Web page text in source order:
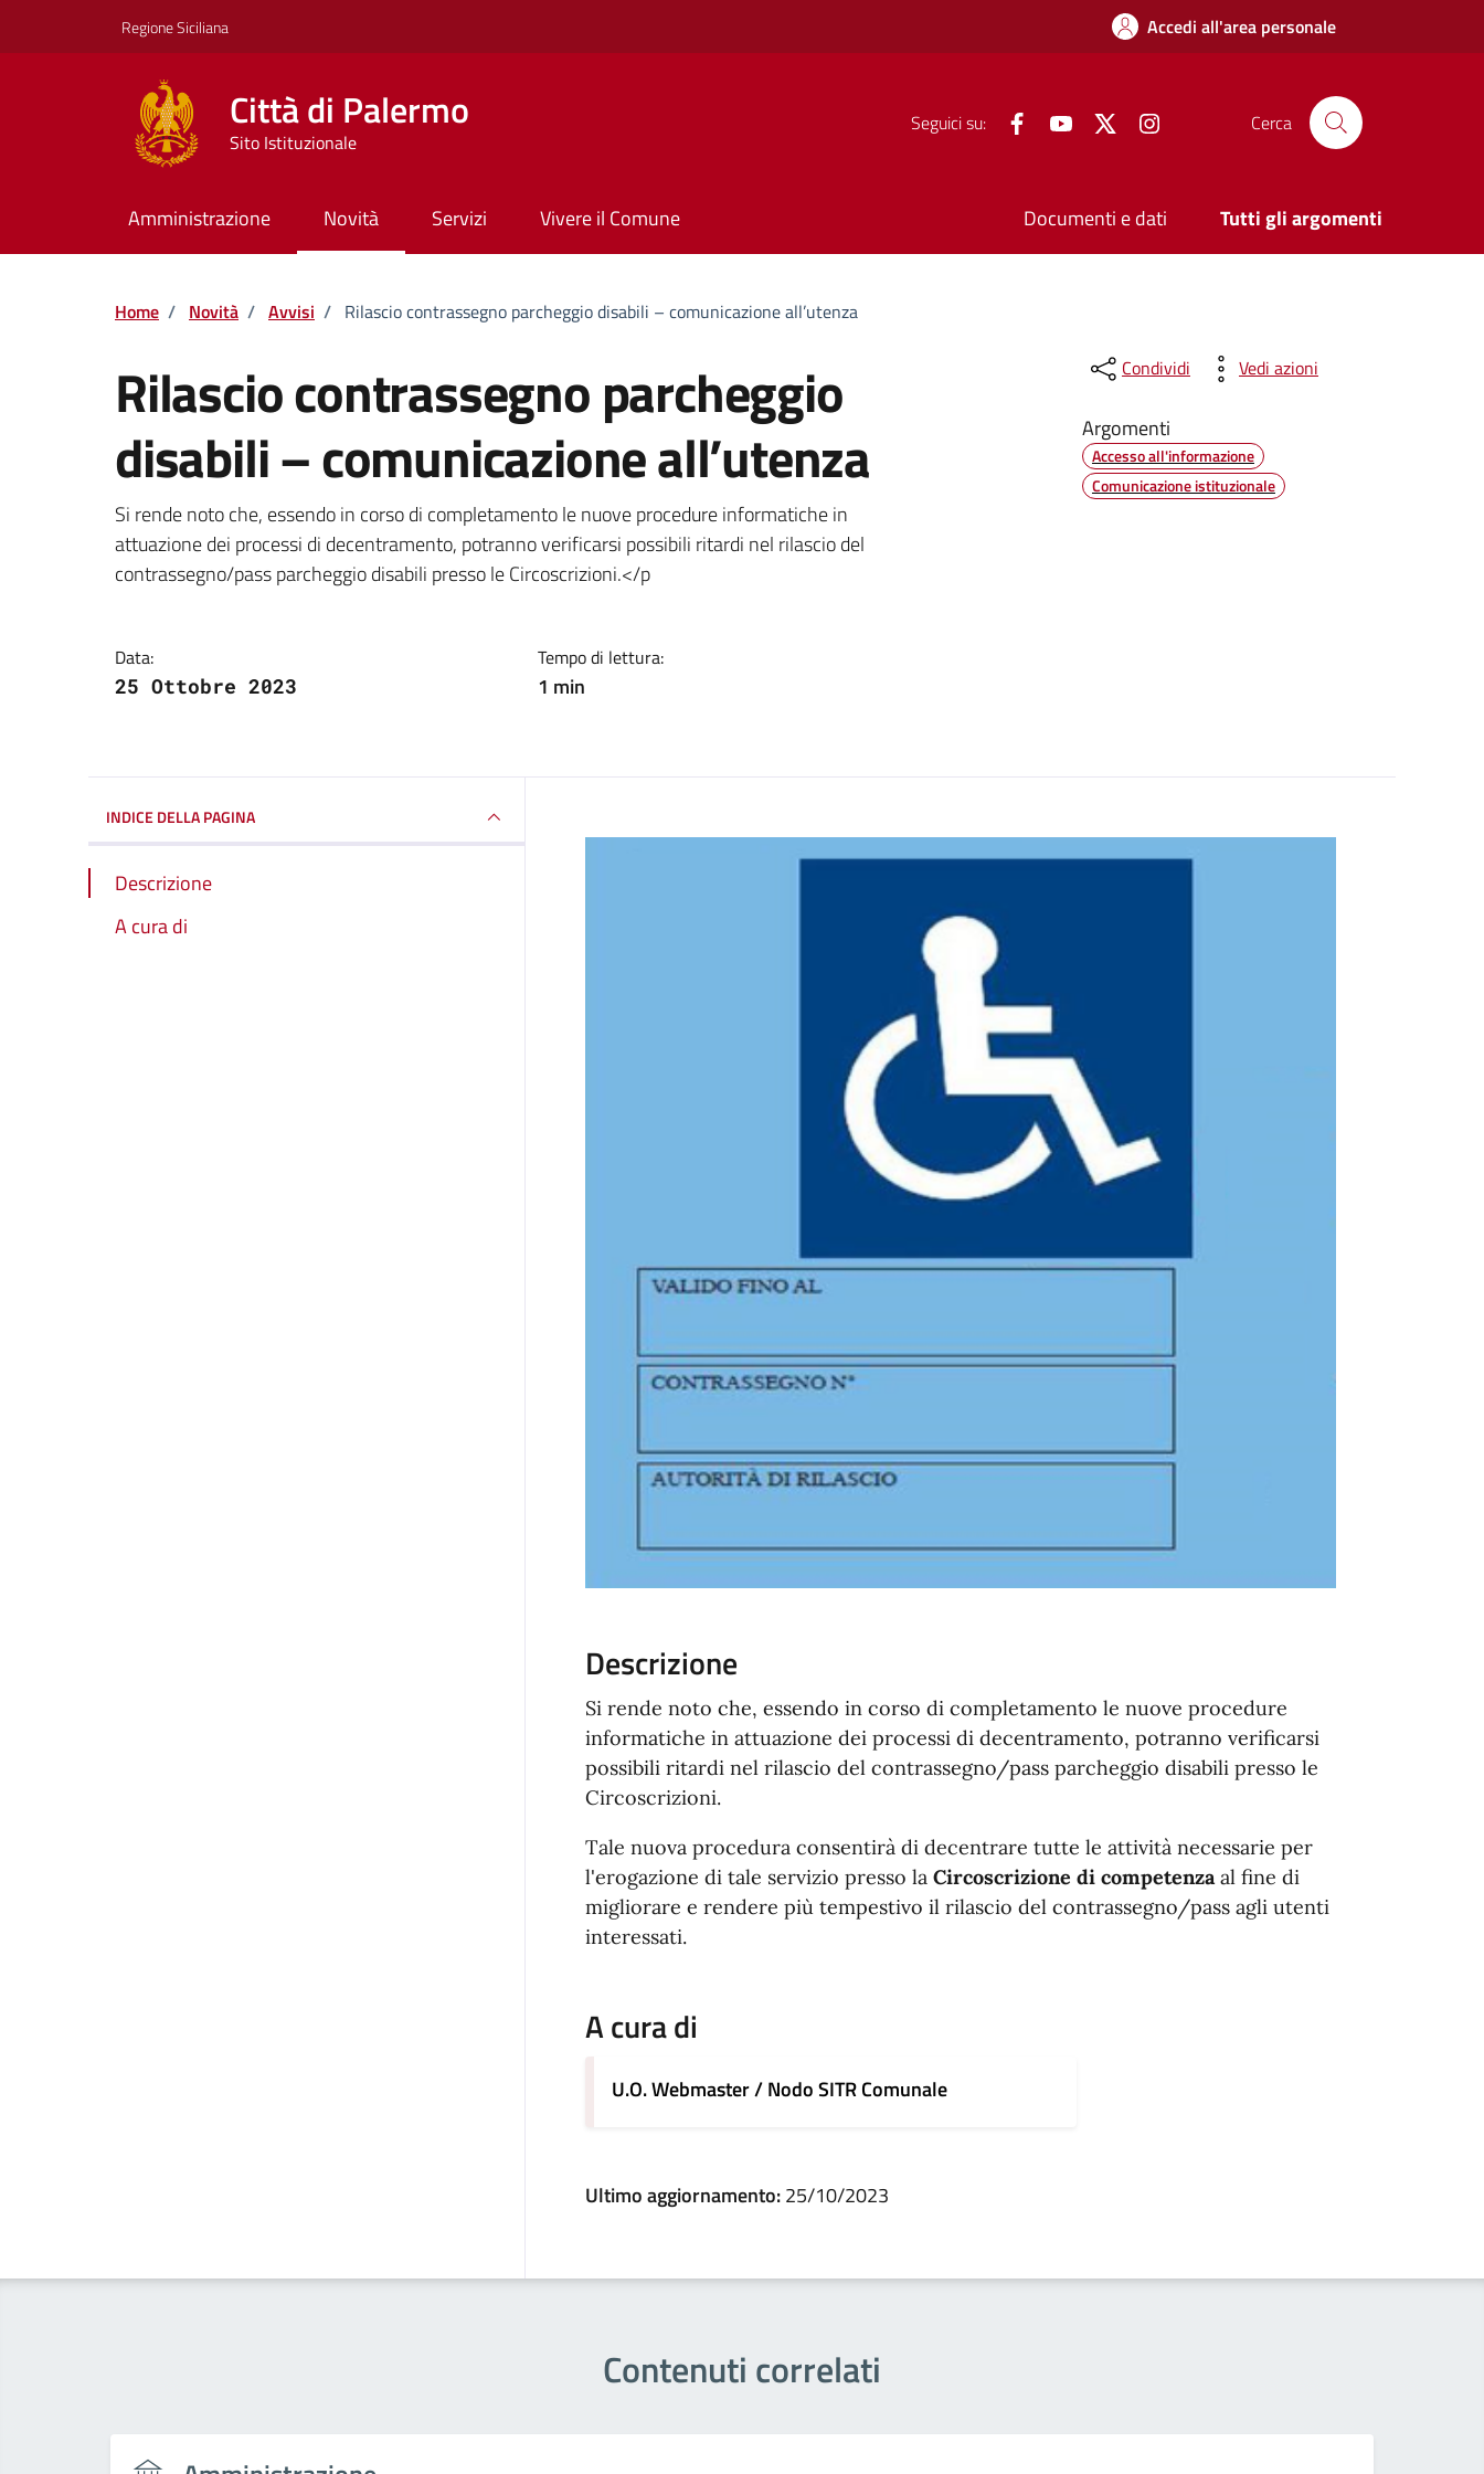
Regione Siciliana Accedi all'area personale
Città di Palermo
Sito Istituzionale
Seguici su: FacebookYouTube Twitter Cerca
Amministrazione Novità Servizi Vivere il Comune Documenti e dati Tutti gli argomenti
Home / Novità / Avvisi / Rilascio contrassegno parcheggio disabili – comunicazione all’utenza
Rilascio contrassegno parcheggio
disabili – comunicazione all’utenza
Dettagli della notizia
Si rende noto che, essendo in corso di completamento le nuove procedure informatiche in
attuazione dei processi di decentramento, potranno verificarsi possibili ritardi nel rilascio del
contrassegno/pass parcheggio disabili presso le Circoscrizioni.</p
Data:
25 Ottobre 2023
Tempo di lettura:
1 min
Condividi Vedi azioni
Argomenti
Accesso all'informazione
Comunicazione istituzionale
INDICE DELLA PAGINA
Descrizione
A cura di
Descrizione
Si rende noto che, essendo in corso di completamento le nuove procedure
informatiche in attuazione dei processi di decentramento, potranno verificarsi
possibili ritardi nel rilascio del contrassegno/pass parcheggio disabili presso le
Circoscrizioni.
Tale nuova procedura consentirà di decentrare tutte le attività necessarie per
l'erogazione di tale servizio presso la Circoscrizione di competenzaal fine di
migliorare e rendere più tempestivo il rilascio del contrassegno/pass agli utenti
interessati.
A cura di
U.O. Webmaster / Nodo SITR Comunale
Ultimo aggiornamento:25/10/2023
Contenuti correlati